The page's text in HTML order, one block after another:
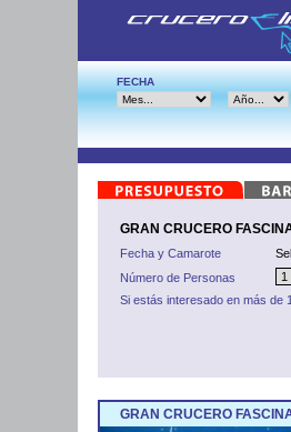
FECHA
GRAN CRUCERO
Fecha y Camarote
Número de Personas
Si estás interesado en más de
GRAN CRUCERO